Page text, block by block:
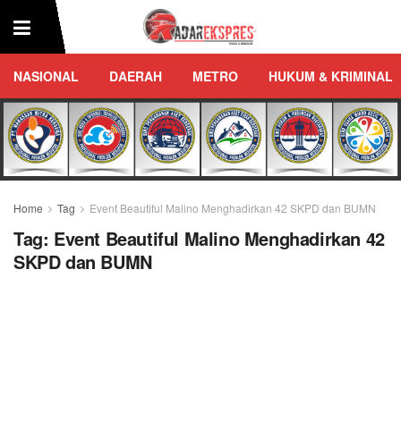
NASIONAL DAERAH METRO HUKUM & KRIMINAL
Home Tag Event Beautiful Malino Menghadirkan 42 SKPD dan BUMN
Tag: Event Beautiful Malino Menghadirkan 42
SKPD dan BUMN